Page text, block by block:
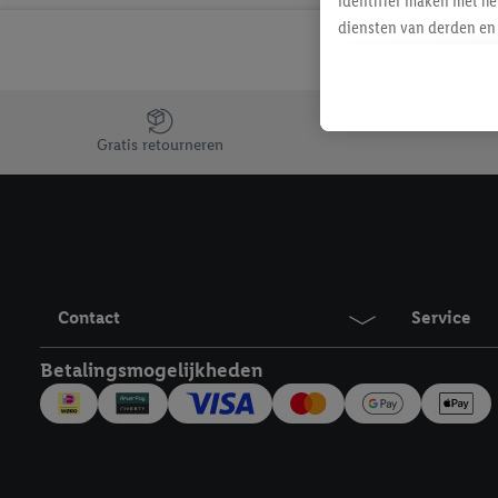
Jouw voordelen bij ons als Lidl webshop klant
Gratis retourneren
Contact Service
Betalingsmogelijkheden
diensten van derden
Als je hiervoor
eerder interesse hebt
maar het niet te
mailadres en met
Onder "Aanpassen"
Door te klikken op
technieken worden
inclusief over de
trekken, vind je in onze
over de cookies die